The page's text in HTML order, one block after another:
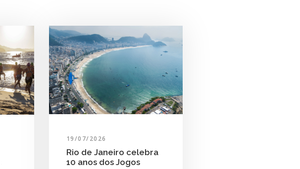
19/07/2026
Rio de Janeiro celebra
10 anos dos Jogos